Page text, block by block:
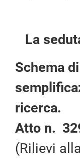
La
Schema
ricerca.
Atto n.
(Rilievi